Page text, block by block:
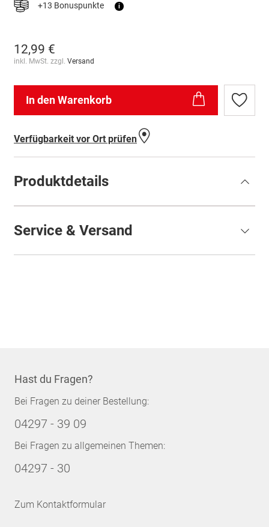
+13 Bonuspunkte i
12,99 €
inkl. MwSt. zzgl. Versand
In den Warenkorb
Zur
Verfügbarkeit vor Ort prüfen
Produktdetails
Service & Versand
Hast du Fragen?
Bei Fragen zu deiner Bestellung:
04297 - 39 09
Bei Fragen zu allgemeinen Themen:
04297 - 30
Zum Kontaktformular